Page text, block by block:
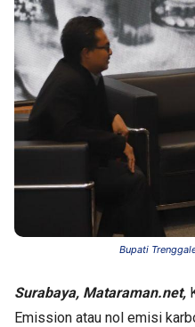
Bupati
Surabaya, Mataraman.net,
Emission atau nol emisi